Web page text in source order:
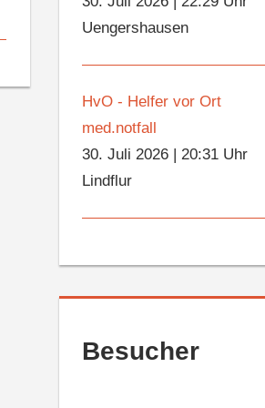
Uengershausen
HvO - Helfer vor Ort
med.notfall
30. Juli 2026 |20:31 Uhr
Lindflur
Besucher